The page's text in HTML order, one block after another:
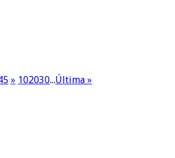
5 » 102030...Última »